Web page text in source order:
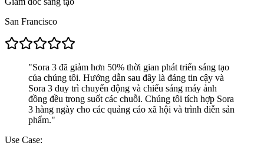
San Francisco
"Sora 3 đã giảm hơn 50% thời gian phát triển sáng tạo
của chúng tôi. Hướng dẫn sau đây là đáng tin cậy và
Sora 3 duy trì chuyển động và chiếu sáng máy ảnh
đồng đều trong suốt các chuỗi. Chúng tôi tích hợp Sora
3 hàng ngày cho các quảng cáo xã hội và trình diễn sản
phẩm."
Use Case: